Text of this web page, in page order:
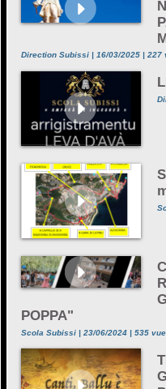
Direction Subissi | 16/03/2025 | 227
POPPA"
Scola Subissi | 23/06/2024 | 535